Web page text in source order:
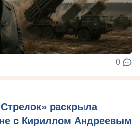
0
раскрыла
с Кириллом Андреевым